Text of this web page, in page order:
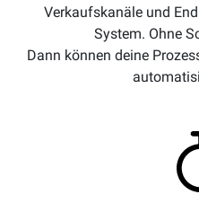
Verkaufskanäle und
System. Ohne
Dann können deine